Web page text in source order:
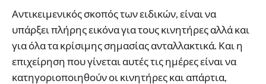
Αντικειμενικός σκοπός των ειδικών, είναι να
υπάρξει πλήρης εικόνα για τους κινητήρες αλλά και
για όλα τα κρίσιμης σημασίας ανταλλακτικά. Και η
επιχείρηση που γίνεται αυτές τις ημέρες είναι να
κατηγοριοποιηθούν οι κινητήρες και απάρτια,